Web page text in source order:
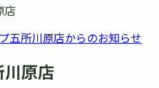
店
五所川原店からのお知らせ
川原店